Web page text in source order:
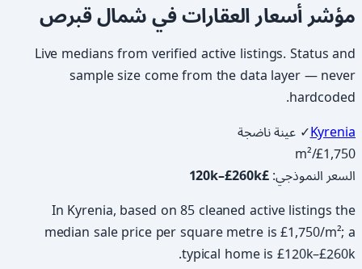
مؤشر أسعار العقارات في شمال قبرص
Live medians from verified active listings. Status and
sample size come from the data layer — never
hardcoded.
Kyrenia✓ عينة ناضجة
£1,750
/m²
السعر النموذجي:
£120k–£260k
In Kyrenia, based on 85 cleaned active listings the
median sale price per square metre is £1,750/m²; a
typical home is £120k–£260k.